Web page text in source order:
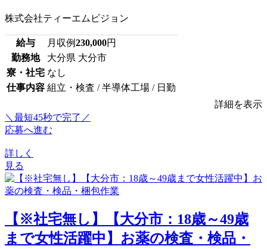
株式会社ティーエムビジョン
給与 月収例230,000円
勤務地
大分県 大分市
寮・社宅 なし
仕事内容 組立・検査 / 半導体工場 / 日勤
詳細を表示
＼最短45秒で完了／
応募へ進む
詳しく
見る
【※社宅無し】【大分市：18歳～49歳
まで女性活躍中】お薬の検査・検品・